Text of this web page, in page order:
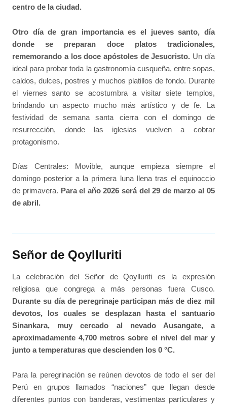
centro de la ciudad.
Otro día de gran importancia es el jueves santo, día
donde se preparan doce platos tradicionales,
rememorando a los doce apóstoles de Jesucristo. Un día
ideal para probar toda la gastronomía cusqueña, entre sopas,
caldos, dulces, postres y muchos platillos de fondo. Durante
el viernes santo se acostumbra a visitar siete templos,
brindando un aspecto mucho más artístico y de fe. La
festividad de semana santa cierra con el domingo de
resurrección, donde las iglesias vuelven a cobrar
protagonismo.
Días Centrales: Movible, aunque empieza siempre el
domingo posterior a la primera luna llena tras el equinoccio
de primavera. Para el año 2026 será del 29 de marzo al 05
de abril.
Señor de Qoylluriti
La celebración del Señor de Qoylluriti es la expresión
religiosa que congrega a más personas fuera Cusco.
Durante su día de peregrinaje participan más de diez mil
devotos, los cuales se desplazan hasta el santuario
Sinankara, muy cercado al nevado Ausangate, a
aproximadamente 4,700 metros sobre el nivel del mar y
junto a temperaturas que descienden los 0 °C.
Para la peregrinación se reúnen devotos de todo el ser del
Perú en grupos llamados “naciones” que llegan desde
diferentes puntos con banderas, vestimentas particulares y